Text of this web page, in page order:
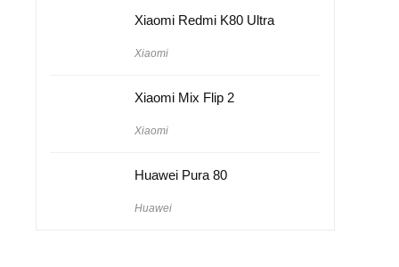
Xiaomi Redmi K80 Ultra
Xiaomi
Xiaomi Mix Flip 2
Xiaomi
Huawei Pura 80
Huawei